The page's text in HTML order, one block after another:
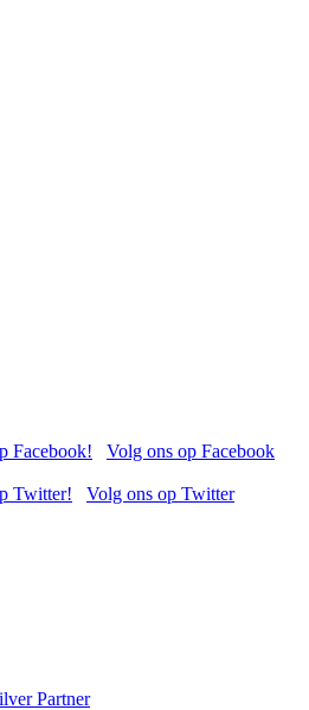
Volg ons op Facebook
Volg ons op Twitter